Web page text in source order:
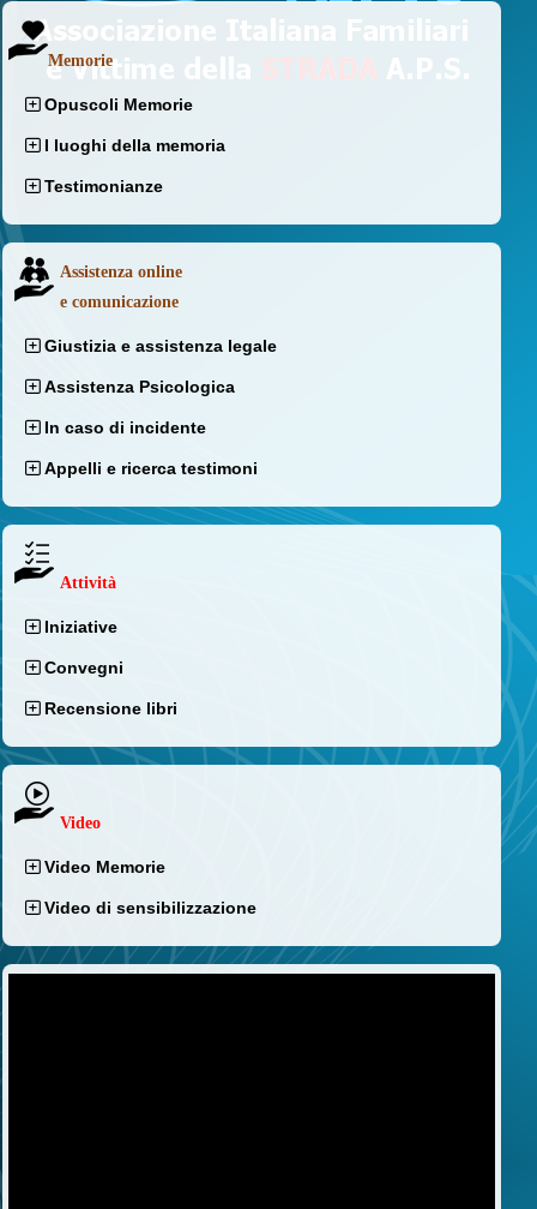
Memorie
Opuscoli Memorie
I luoghi della memoria
Testimonianze
Assistenza online
e comunicazione
Giustizia e assistenza legale
Assistenza Psicologica
In caso di incidente
Appelli e ricerca testimoni
Attività
Iniziative
Convegni
Recensione libri
Video
Video Memorie
Video di sensibilizzazione